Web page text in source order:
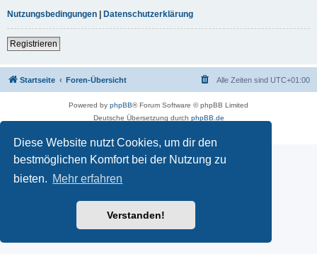
Diese Website nutzt Cookies, um dir den
bestmöglichen Komfort bei der Nutzung zu
bieten. Mehr erfahren
Verstanden!
Nutzungsbedingungen | Datenschutzerklärung
Registrieren
Startseite Foren-Übersicht Alle Zeiten sind UTC+01:00
Powered by phpBB® Forum Software © phpBB Limited
Deutsche Übersetzung durch phpBB.de